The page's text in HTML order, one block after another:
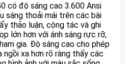
có độ sáng cao 3.600 Ansi
sáng thoải mái trên các bài
thảo luận, cộng tác và ghi
lớn hơn với ánh sáng rực rỡ,
gia. Độ sáng cao cho phép
ngồi xa hơn rõ ràng thấy các